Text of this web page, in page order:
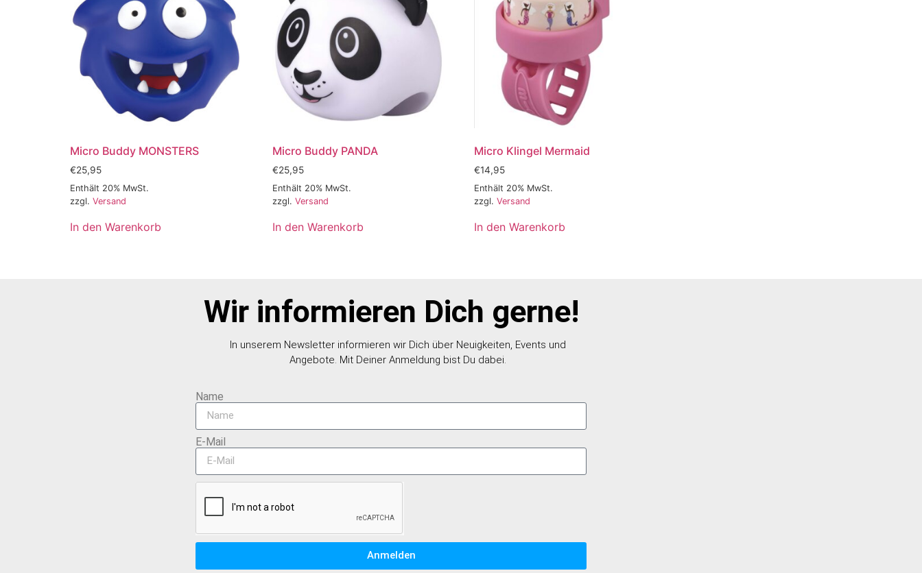
Micro Buddy MONSTERS
€25,95
Enthält 20% MwSt.
zzgl. Versand
In den Warenkorb
Micro Buddy PANDA
€25,95
Enthält 20% MwSt.
zzgl. Versand
In den Warenkorb
Micro Klingel Mermaid
€14,95
Enthält 20% MwSt.
zzgl.Versand
In den Warenkorb
Wir informieren Dich gerne!
In unserem Newsletter informieren wir Dich über Neuigkeiten, Events und
Angebote. Mit Deiner Anmeldung bist Du dabei.
Name
E-Mail
Anmelden